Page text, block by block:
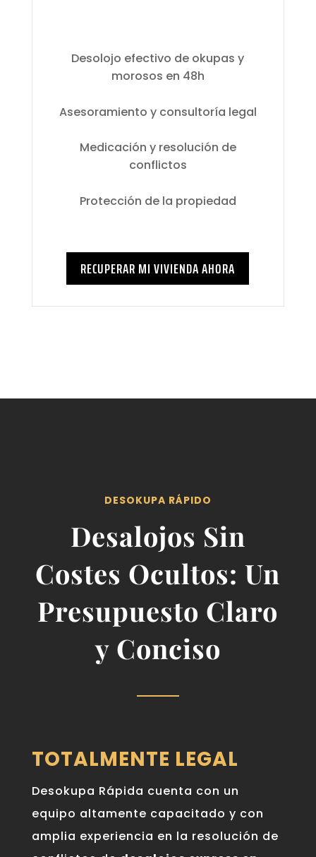
Desolojo efectivo de okupas y
morosos en 48h
Asesoramiento y consultoría legal
Medicación y resolución de
conflictos
Protección de la propiedad
RECUPERAR MI VIVIENDA AHORA
DESOKUPA RÁPIDO
Desalojos Sin
Costes Ocultos: Un
Presupuesto Claro
y Conciso
TOTALMENTE LEGAL
Desokupa Rápida cuenta con un
equipo altamente capacitado y con
amplia experiencia en la resolución de